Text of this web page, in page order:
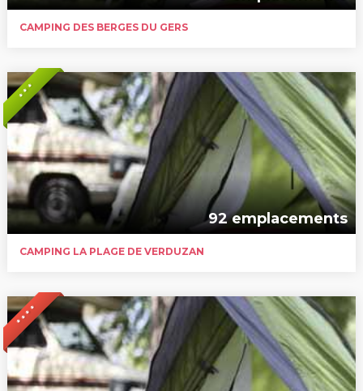
CAMPING DES BERGES DU GERS
* * *
92 emplacements
CAMPING LA PLAGE DE VERDUZAN
* * * *